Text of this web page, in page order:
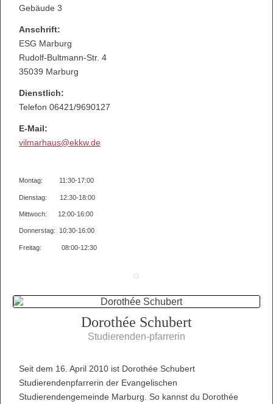
Gebäude 3
Anschrift:
ESG Marburg
Rudolf-Bultmann-Str. 4
35039 Marburg
Dienstlich:
Telefon 06421/9690127
E-Mail:
vilmarhaus@ekkw.de
Montag: 11:30-17:00
Dienstag: 12:30-18:00
Mittwoch: 12:00-16:00
Donnerstag: 10:30-16:00
Freitag: 08:00-12:30
Dorothée Schubert
Studierenden-pfarrerin
Seit dem 16. April 2010 ist Dorothée Schubert
Studierendenpfarrerin der Evangelischen
Studierendengemeinde Marburg. So kannst du Dorothée